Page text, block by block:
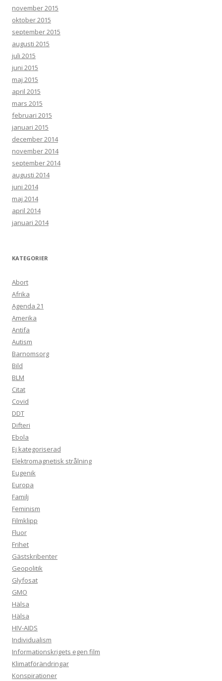
november 2015
oktober 2015
september 2015
augusti 2015
juli 2015
juni 2015
maj 2015
april 2015
mars 2015
februari 2015
januari 2015
december 2014
november 2014
september 2014
augusti 2014
juni 2014
maj 2014
april 2014
januari 2014
KATEGORIER
Abort
Afrika
Agenda 21
Amerika
Antifa
Autism
Barnomsorg
Bild
BLM
Citat
Covid
DDT
Difteri
Ebola
Ej kategoriserad
Elektromagnetisk strålning
Eugenik
Europa
Familj
Feminism
Filmklipp
Fluor
Frihet
Gästskribenter
Geopolitik
Glyfosat
GMO
Hälsa
Hälsa
HIV-AIDS
Individualism
Informationskrigets egen film
Klimatförändringar
Konspirationer